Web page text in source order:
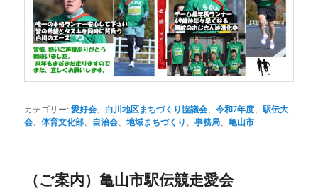
カテゴリー: 愛好会 白川地区まちづくり協議会 、令和7年度 、駅伝大
会 、体育文化部 自治会 、地域まちづくり 、事務局 、亀山市
（ご案内）亀山市駅伝競走愛会